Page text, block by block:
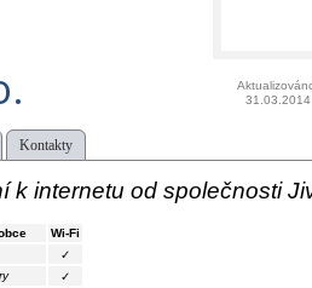
31.03.2014
Kontakty
k internetu od společnosti
Wi-Fi
✓
✓